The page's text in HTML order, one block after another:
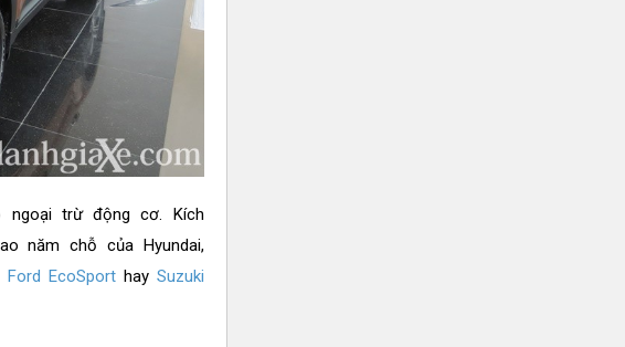
ngoại trừ động cơ. Kích
năm chỗ của Hyundai,
Ford EcoSporthay Suzuki